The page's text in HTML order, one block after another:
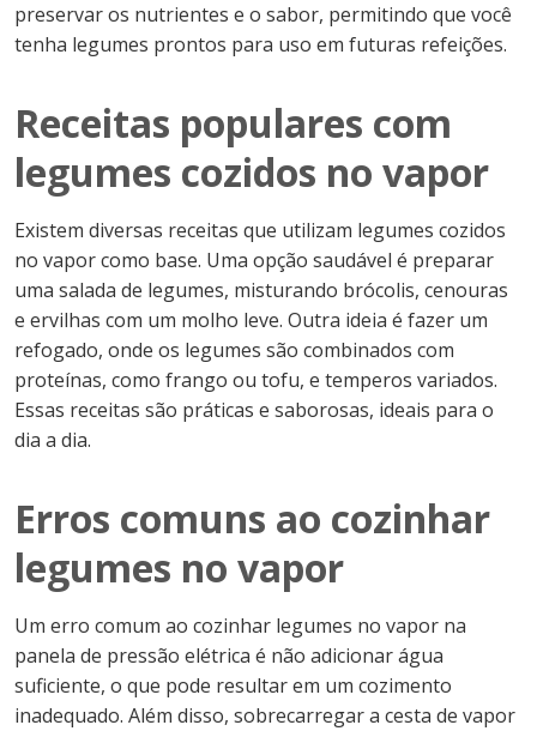
preservar os nutrientes e o sabor, permitindo que você
tenha legumes prontos para uso em futuras refeições.
Receitas populares com
legumes cozidos no vapor
Existem diversas receitas que utilizam legumes cozidos
no vapor como base. Uma opção saudável é preparar
uma salada de legumes, misturando brócolis, cenouras
e ervilhas com um molho leve. Outra ideia é fazer um
refogado, onde os legumes são combinados com
proteínas, como frango ou tofu, e temperos variados.
Essas receitas são práticas e saborosas, ideais para o
dia a dia.
Erros comuns ao cozinhar
legumes no vapor
Um erro comum ao cozinhar legumes no vapor na
panela de pressão elétrica é não adicionar água
suficiente, o que pode resultar em um cozimento
inadequado. Além disso, sobrecarregar a cesta de vapor